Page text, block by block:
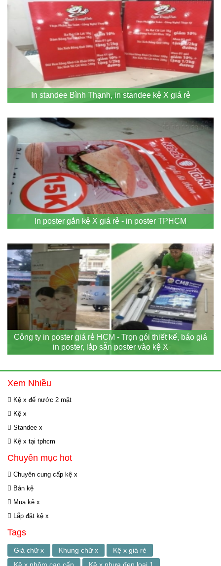
In standee Bình Thạnh, in standee kệ X giá rẻ
In poster gắn kệ X giá rẻ - in poster TPHCM
Công ty in poster giá rẻ HCM - Trọn gói thiết kế, báo giá
in poster, lắp sẵn poster vào kệ X
Xem Nhiều
Kệ x đế nước 2 mặt
Kệ x
Standee x
Kệ x tại tphcm
Chuyên mục hot
Chuyên cung cấp kệ x
Bán kệ
Mua kệ x
Lắp đặt kệ x
Tags
Giá chữ x Khung chữ x
Kệ x giá rẻ